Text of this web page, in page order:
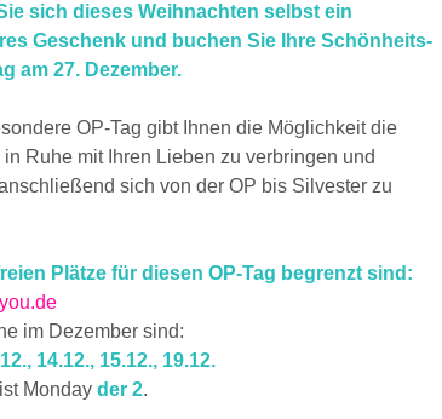
sich dieses Weihnachten selbst ein
Geschenk und buchen Sie Ihre Schönheits-
am 27. Dezember.
OP-Tag gibt Ihnen die Möglichkeit die
in Ruhe mit Ihren Lieben zu verbringen und
sich von der OP bis Silvester zu
Plätze für diesen OP-Tag begrenzt sind:
im Dezember sind:
14.12., 15.12., 19.12.
ist Monday der 2.